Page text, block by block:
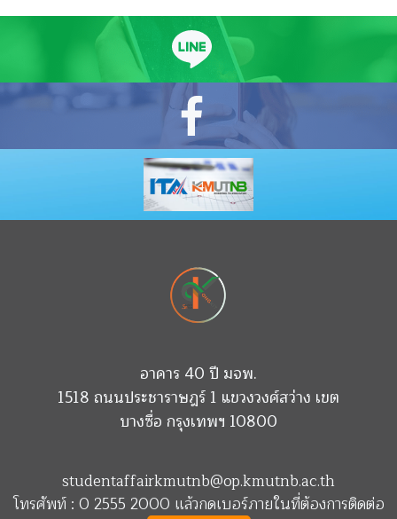
อาคาร 40 ปี มจพ.
1518 ถนนประชาราษฎร์ 1 แขวงวงศ์สว่าง เขต
บางซื่อ กรุงเทพฯ 10800
studentaffairkmutnb@op.kmutnb.ac.th
โทรศัพท์ : 0 2555 2000 แล้วกดเบอร์ภายในที่ต้องการติดต่อ